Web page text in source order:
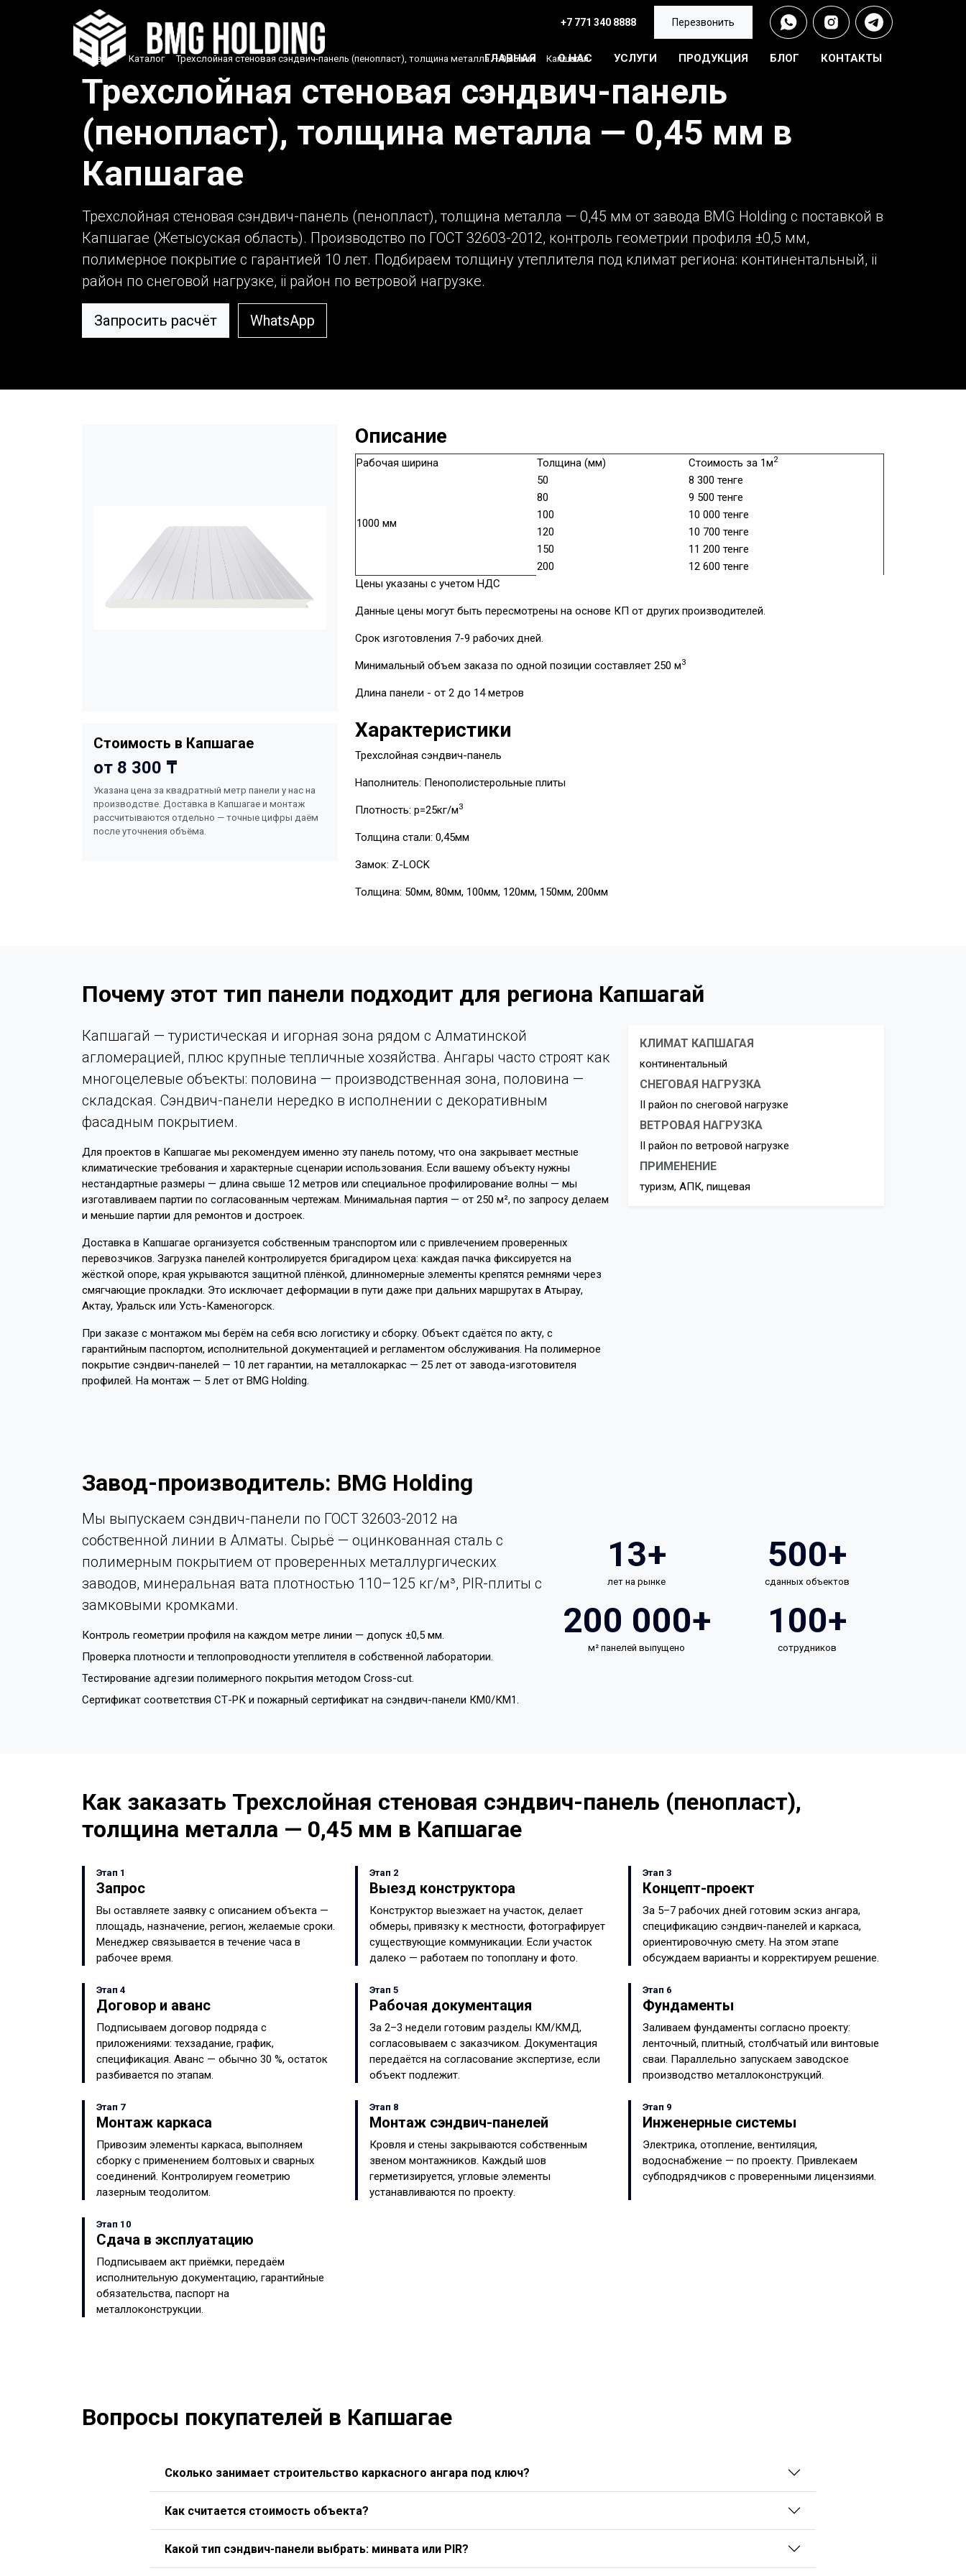
+7 771 340 8888 Перезвонить
ГЛАВНАЯ О НАС УСЛУГИ ПРОДУКЦИЯ БЛОГ КОНТАКТЫ
Главная › Каталог › Трехслойная стеновая сэндвич-панель (пенопласт), толщина металла — 0,45 мм › Капшагай
Трехслойная стеновая сэндвич-панель
(пенопласт), толщина металла — 0,45 мм в
Капшагае
Трехслойная стеновая сэндвич-панель (пенопласт), толщина металла — 0,45 мм от завода BMG Holding с поставкой в
Капшагае (Жетысуская область). Производство по ГОСТ 32603-2012, контроль геометрии профиля ±0,5 мм,
полимерное покрытие с гарантией 10 лет. Подбираем толщину утеплителя под климат региона: континентальный, ii
район по снеговой нагрузке, ii район по ветровой нагрузке.
Запросить расчёт WhatsApp
Стоимость в Капшагае
от 8 300 ₸
Указана цена за квадратный метр панели у нас на
производстве. Доставка в Капшагае и монтаж
рассчитываются отдельно — точные цифры даём
после уточнения объёма.
Описание
Рабочая ширина Толщина (мм) Стоимость за 1м2
1000 мм
50
8 300 тенге
80
9 500 тенге
100
10 000 тенге
120
10 700 тенге
150
11 200 тенге
200
12 600 тенге
Цены указаны с учетом НДС
Данные цены могут быть пересмотрены на основе КП от других производителей.
Срок изготовления 7-9 рабочих дней.
Минимальный объем заказа по одной позиции составляет 250 м3
Длина панели - от 2 до 14 метров
Характеристики
Трехслойная сэндвич-панель
Наполнитель: Пенополистерольные плиты
Плотность: p=25кг/м3
Толщина стали: 0,45мм
Замок: Z-LOCK
Толщина: 50мм, 80мм, 100мм, 120мм, 150мм, 200мм
Почему этот тип панели подходит для региона Капшагай
Капшагай — туристическая и игорная зона рядом с Алматинской
агломерацией, плюс крупные тепличные хозяйства. Ангары часто строят как
многоцелевые объекты: половина — производственная зона, половина —
складская. Сэндвич-панели нередко в исполнении с декоративным
фасадным покрытием.
Для проектов в Капшагае мы рекомендуем именно эту панель потому, что она закрывает местные
климатические требования и характерные сценарии использования. Если вашему объекту нужны
нестандартные размеры — длина свыше 12 метров или специальное профилирование волны — мы
изготавливаем партии по согласованным чертежам. Минимальная партия — от 250 м², по запросу делаем
и меньшие партии для ремонтов и достроек.
Доставка в Капшагае организуется собственным транспортом или с привлечением проверенных
перевозчиков. Загрузка панелей контролируется бригадиром цеха: каждая пачка фиксируется на
жёсткой опоре, края укрываются защитной плёнкой, длинномерные элементы крепятся ремнями через
смягчающие прокладки. Это исключает деформации в пути даже при дальних маршрутах в Атырау,
Актау, Уральск или Усть-Каменогорск.
При заказе с монтажом мы берём на себя всю логистику и сборку. Объект сдаётся по акту, с
гарантийным паспортом, исполнительной документацией и регламентом обслуживания. На полимерное
покрытие сэндвич-панелей — 10 лет гарантии, на металлокаркас — 25 лет от завода-изготовителя
профилей. На монтаж — 5 лет от BMG Holding.
КЛИМАТ КАПШАГАЯ
континентальный
СНЕГОВАЯ НАГРУЗКА
II район по снеговой нагрузке
ВЕТРОВАЯ НАГРУЗКА
II район по ветровой нагрузке
ПРИМЕНЕНИЕ
туризм, АПК, пищевая
Завод-производитель: BMG Holding
Мы выпускаем сэндвич-панели по ГОСТ 32603-2012 на
собственной линии в Алматы. Сырьё — оцинкованная сталь с
полимерным покрытием от проверенных металлургических
заводов, минеральная вата плотностью 110–125 кг/м³, PIR-плиты с
замковыми кромками.
Контроль геометрии профиля на каждом метре линии — допуск ±0,5 мм.
Проверка плотности и теплопроводности утеплителя в собственной лаборатории.
Тестирование адгезии полимерного покрытия методом Cross-cut.
Сертификат соответствия СТ-РК и пожарный сертификат на сэндвич-панели КМ0/КМ1.
13+
лет на рынке
500+
сданных объектов
200 000+
м² панелей выпущено
100+
сотрудников
Как заказать Трехслойная стеновая сэндвич-панель (пенопласт),
толщина металла — 0,45 мм в Капшагае
Этап 1
Запрос
Вы оставляете заявку с описанием объекта —
площадь, назначение, регион, желаемые сроки.
Менеджер связывается в течение часа в
рабочее время.
Этап 2
Выезд конструктора
Конструктор выезжает на участок, делает
обмеры, привязку к местности, фотографирует
существующие коммуникации. Если участок
далеко — работаем по топоплану и фото.
Этап 3
Концепт-проект
За 5–7 рабочих дней готовим эскиз ангара,
спецификацию сэндвич-панелей и каркаса,
ориентировочную смету. На этом этапе
обсуждаем варианты и корректируем решение.
Этап 4
Договор и аванс
Подписываем договор подряда с
приложениями: техзадание, график,
спецификация. Аванс — обычно 30 %, остаток
разбивается по этапам.
Этап 5
Рабочая документация
За 2–3 недели готовим разделы КМ/КМД,
согласовываем с заказчиком. Документация
передаётся на согласование экспертизе, если
объект подлежит.
Этап 6
Фундаменты
Заливаем фундаменты согласно проекту:
ленточный, плитный, столбчатый или винтовые
сваи. Параллельно запускаем заводское
производство металлоконструкций.
Этап 7
Монтаж каркаса
Привозим элементы каркаса, выполняем
сборку с применением болтовых и сварных
соединений. Контролируем геометрию
лазерным теодолитом.
Этап 8
Монтаж сэндвич-панелей
Кровля и стены закрываются собственным
звеном монтажников. Каждый шов
герметизируется, угловые элементы
устанавливаются по проекту.
Этап 9
Инженерные системы
Электрика, отопление, вентиляция,
водоснабжение — по проекту. Привлекаем
субподрядчиков с проверенными лицензиями.
Этап 10
Сдача в эксплуатацию
Подписываем акт приёмки, передаём
исполнительную документацию, гарантийные
обязательства, паспорт на
металлоконструкции.
Вопросы покупателей в Капшагае
Сколько занимает строительство каркасного ангара под ключ?
Как считается стоимость объекта?
Какой тип сэндвич-панели выбрать: минвата или PIR?